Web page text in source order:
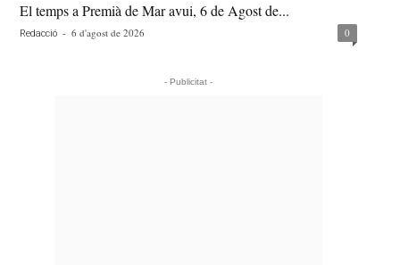
El temps a Premià de Mar avui, 6 de Agost de...
Redacció - 6 d'agost de 2026 0
- Publicitat -